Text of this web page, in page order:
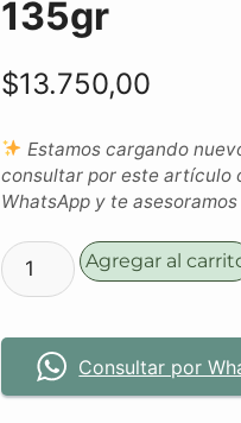
135gr
$13.750,00
Estamos cargando
consultar por este artículo
WhatsApp y te
Agregar al
Consultar por